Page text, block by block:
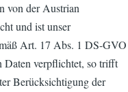
von der Austrian
und ist unser
Art. 17 Abs. 1 DS-GVO
Daten verpflichtet, so trifft
Berücksichtigung der